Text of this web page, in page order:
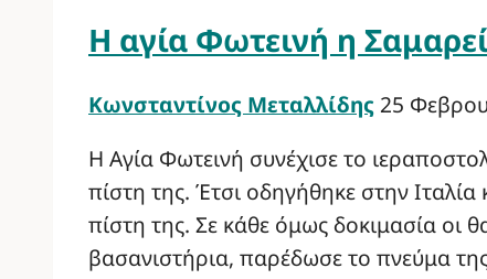
Η αγία Φωτεινή η
Κωνσταντίνος Μεταλλίδης 25
Η Αγία Φωτεινή συνέχισε το
πίστη της. Έτσι οδηγήθηκε στην
πίστη της. Σε κάθε όμως δοκιμασία οι
βασανιστήρια, παρέδωσε το πνεύμα